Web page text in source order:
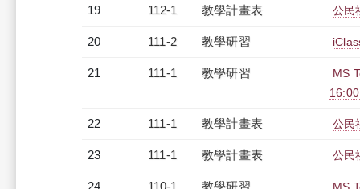
19 112-1 教學計畫表 公民
20 111-2 教學研習
21 111-1 教學研習
MS
22 111-1 教學計畫表 公民
23 111-1 教學計畫表 公民
24 110-1 教學研習